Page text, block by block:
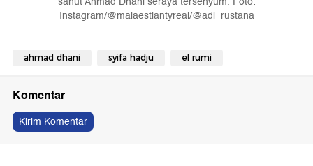
Instagram/@maiaestiantyreal/@adi_rustana
ahmad dhani syifa hadju el rumi
Komentar
Kirim Komentar